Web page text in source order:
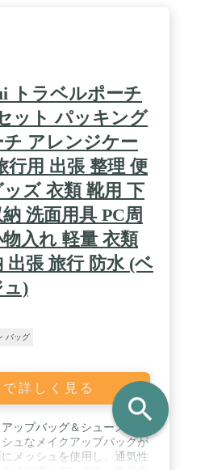
承認されたサイズなの
込むことができ、最高の体
心なカスタマーサポート】
マーサポートを提供しま
題ありましたら、お気軽に
24時間以内速くご対応いた
level : waterproof
トラベルポーチ
ット パッキング
チ アレンジケー
行用 出張 整理 便
ズ 衣類 靴用 下
洗面用具 PC周
入れ 軽量 衣類
出張 旅行 防水 (ベ
ュ)
バッグ
詳しく見る
ップバッグ＆シューズバッ
ュなメイクアップバッグが
メッシュを使用し、通気性
search